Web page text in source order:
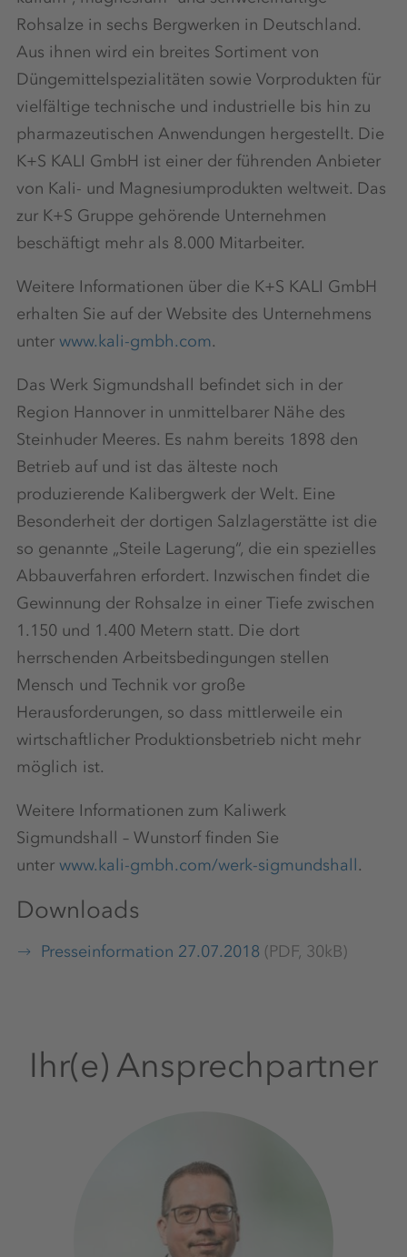
Rohsalze in sechs Bergwerken in Deutschland.
Aus ihnen wird ein breites Sortiment von
Düngemittelspezialitäten sowie Vorprodukten für
vielfältige technische und industrielle bis hin zu
pharmazeutischen Anwendungen hergestellt. Die
K+S KALI GmbH ist einer der führenden Anbieter
von Kali- und Magnesiumprodukten weltweit. Das
zur K+S Gruppe gehörende Unternehmen
beschäftigt mehr als 8.000 Mitarbeiter.
Weitere Informationen über die K+S KALI GmbH
erhalten Sie auf der Website des Unternehmens
unter www.kali-gmbh.com.
Das Werk Sigmundshall befindet sich in der
Region Hannover in unmittelbarer Nähe des
Steinhuder Meeres. Es nahm bereits 1898 den
Betrieb auf und ist das älteste noch
produzierende Kalibergwerk der Welt. Eine
Besonderheit der dortigen Salzlagerstätte ist die
so genannte „Steile Lagerung“, die ein spezielles
Abbauverfahren erfordert. Inzwischen findet die
Gewinnung der Rohsalze in einer Tiefe zwischen
1.150 und 1.400 Metern statt. Die dort
herrschenden Arbeitsbedingungen stellen
Mensch und Technik vor große
Herausforderungen, so dass mittlerweile ein
wirtschaftlicher Produktionsbetrieb nicht mehr
möglich ist.
Weitere Informationen zum Kaliwerk
Sigmundshall – Wunstorf finden Sie
unter www.kali-gmbh.com/werk-sigmundshall.
Downloads
Presseinformation 27.07.2018 (PDF, 30kB)
Ihr(e) Ansprechpartner